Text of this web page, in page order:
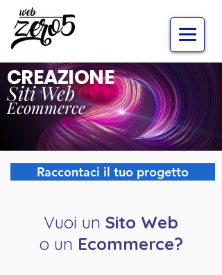
Accedi
CREAZIONE
Siti Web
Ecommerce
Raccontaci il tuo progetto
Vuoi un Sito Web
o un Ecommerce?